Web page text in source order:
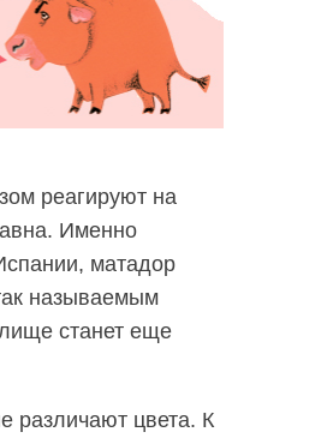
реагируют на
Именно
матадор
называемым
станет еще
различают цвета. К